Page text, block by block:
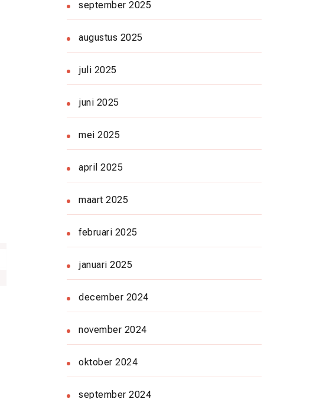
september 2025
augustus 2025
juli 2025
juni 2025
mei 2025
april 2025
maart 2025
februari 2025
januari 2025
december 2024
november 2024
oktober 2024
september 2024